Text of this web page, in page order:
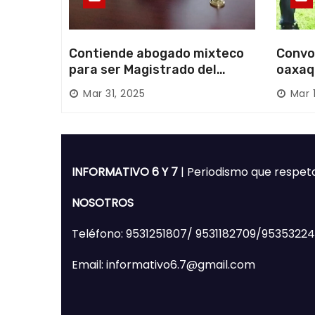
Contiende abogado mixteco
para ser Magistrado del
Poder Judicial; es originario
de Huajuapan de León
Mar 31, 2025 Mar
INFORMATIVO 6 Y 7 | Periodismo que
NOSOTROS
Teléfono: 9531251807/ 9531182709/
Email: informativo6.7@gmail.com